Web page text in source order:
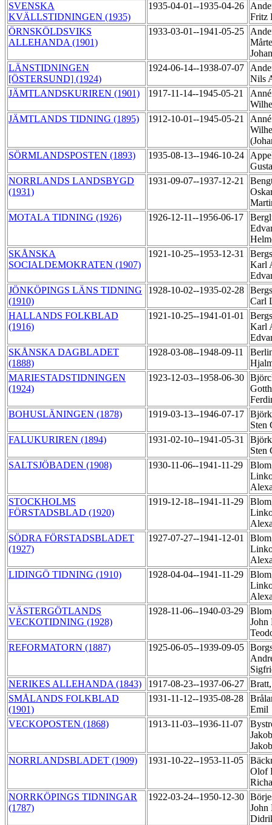
SVENSKA
KVÄLLSTIDNINGEN (1935)
1935-04-01--1935-04-26
Fritz
ÖRNSKÖLDSVIKS
ALLEHANDA (1901)
1933-03-01--1941-05-25
LÄNSTIDNINGEN
[ÖSTERSUND] (1924)
1924-06-14--1938-07-07
Nils
JÄMTLANDSKURIREN (1901)
1917-11-14--1945-05-21
JÄMTLANDS TIDNING (1895)
1912-10-01--1945-05-21
SÖRMLANDSPOSTEN (1893)
1935-08-13--1946-10-24
NORRLANDS LANDSBYGD
(1931)
1931-09-07--1937-12-21
MOTALA TIDNING (1926)
1926-12-11--1956-06-17
SKÅNSKA
SOCIALDEMOKRATEN (1907)
1921-10-25--1953-12-31
Karl
JÖNKÖPINGS LÄNS TIDNING
(1910)
1928-10-02--1935-02-28
Carl
HALLANDS FOLKBLAD
(1916)
1921-10-25--1941-01-01
Karl
SKÅNSKA DAGBLADET
(1888)
1928-03-08--1948-09-11
MARIESTADSTIDNINGEN
(1924)
1923-12-03--1958-06-30
BOHUSLÄNINGEN (1878)
1919-03-13--1946-07-17
Sten
FALUKURIREN (1894)
1931-02-10--1941-05-31
Sten
SALTSJÖBADEN (1908)
1930-11-06--1941-11-29
STOCKHOLMS
FÖRSTADSBLAD (1920)
1919-12-18--1941-11-29
SÖDRA FÖRSTADSBLADET
(1927)
1927-07-27--1941-12-01
LIDINGÖ TIDNING (1910)
1928-04-04--1941-11-29
VÄSTERGÖTLANDS
VECKOTIDNING (1928)
1928-11-06--1940-03-29
John
REFORMATORN (1887)
1925-06-05--1939-09-05
NERIKES ALLEHANDA (1843)
1917-08-23--1937-06-27
SMÅLANDS FOLKBLAD
(1901)
1931-11-12--1935-08-28
Emil
VECKOPOSTEN (1868)
1913-11-03--1936-11-07
Jakob
NORRLANDSBLADET (1909)
1931-10-22--1953-11-05
Olof
NORRKÖPINGS TIDNINGAR
(1787)
1922-03-24--1950-12-30
John